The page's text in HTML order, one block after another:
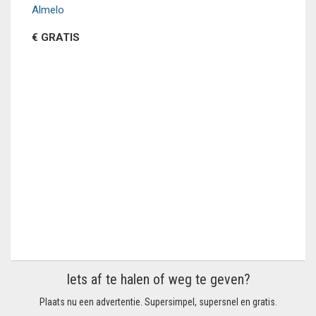
Almelo
€ GRATIS
Iets af te halen of weg te geven?
Plaats nu een advertentie. Supersimpel, supersnel en gratis.